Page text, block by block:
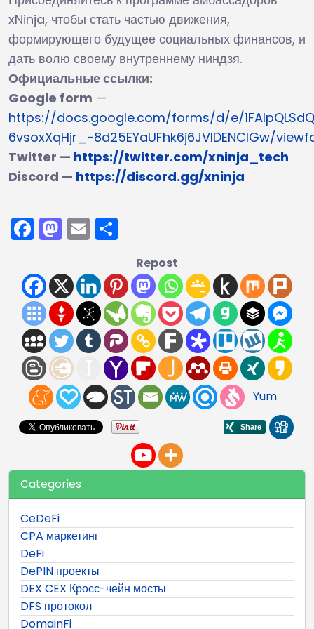
xNinja, чтобы стать частью движения,
формирующего будущее социальных финансов, и
дать волю своему внутреннему ниндзя.
Официальные ссылки:
Google form —
https://docs.google.com/forms/d/e/
6vsoxXqHjr_-8d25EYaUFhk6j6JVlDENCIGw/
Twitter — https://twitter.com/xninja_tech
Discord — https://discord.gg/xninja
Facebook
Mastodon
Email
Repost
Yum
Categories
CeDeFi
CPA маркетинг
DeFi
DePIN проекты
DEX CEX Кросс-чейн мосты
DFS протокол
DomainFi